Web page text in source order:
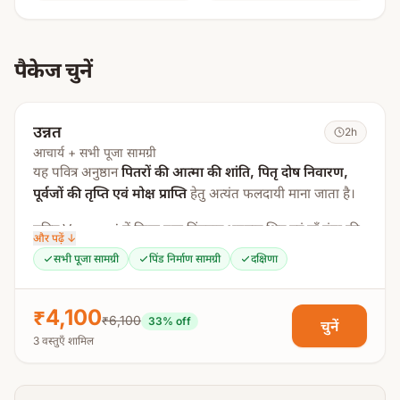
पैकेज चुनें
उन्नत
आचार्य + सभी पूजा सामग्री
2h
यह पवित्र अनुष्ठानपितरों की आत्मा की शांति, पितृ दोष निवारण,
पूर्वजों की तृप्ति एवं मोक्ष प्राप्तिहेतु अत्यंत फलदायी माना जाता है।
पवित्र Varanasi में किया गया पिंडदान भगवान शिव एवं माँ गंगा की
कृपा प्रदान करने वाला अत्यंत पुण्यदायी पितृ कर्म माना गया है।
पूजा प्रक्रिया:
संकल्प
गंगा आचमन
और पढ़ें ↓
सभी पूजा सामग्री
पिंड निर्माण सामग्री दक्षिणा
₹4,100₹6,100 33% off
3 वस्तुएँ शामिल
चुनें